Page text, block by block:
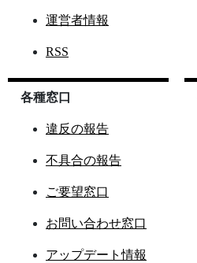
運営者情報
RSS
各種窓口
違反の報告
不具合の報告
ご要望窓口
お問い合わせ窓口
アップデート情報